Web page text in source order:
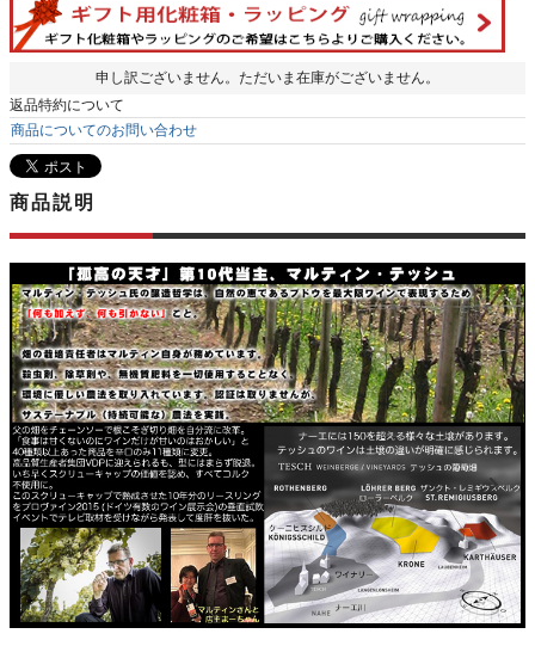
申し訳ございません。ただいま在庫がございません。
返品特約について
商品についてのお問い合わせ
商品説明